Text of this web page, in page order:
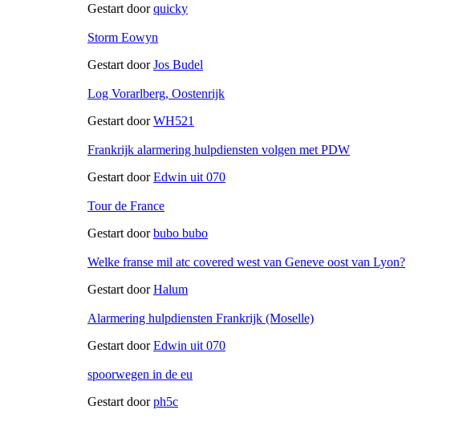
Gestart doorquicky
Storm Eowyn
Gestart doorJos Budel
Log Vorarlberg, Oostenrijk
Gestart doorWH521
Frankrijk alarmering hulpdiensten volgen met PDW
Gestart doorEdwin uit 070
Tour de France
Gestart doorbubo bubo
Welke franse mil atc covered west van Geneve oost van Lyon?
Gestart doorHalum
Alarmering hulpdiensten Frankrijk (Moselle)
Gestart doorEdwin uit 070
spoorwegen in de eu
Gestart doorph5c